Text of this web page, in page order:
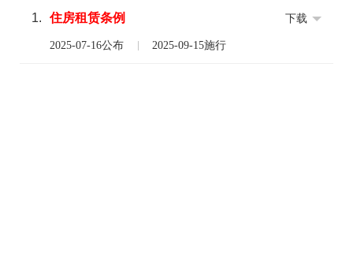
1. 住房租赁条例
2025-07-16公布 2025-09-15施行
下载